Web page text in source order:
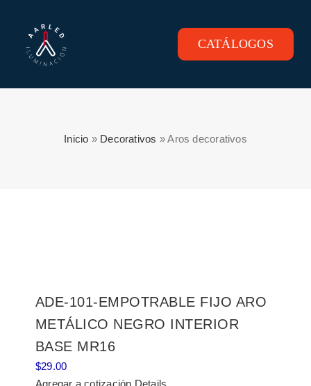
content
INICIO
PRODUCTOS
CATÁLOGOS
Inicio » Decorativos »Aros decorativos
ADE-101-EMPOTRABLE FIJO ARO
METÁLICO NEGRO INTERIOR
BASE MR16
$29.00